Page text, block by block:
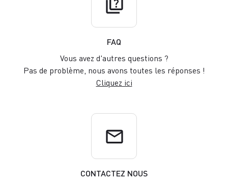
quiz
FAQ
Vous avez d'autres questions ?
Pas de problème, nous avons toutes les réponses !
Cliquez ici
email
CONTACTEZ NOUS